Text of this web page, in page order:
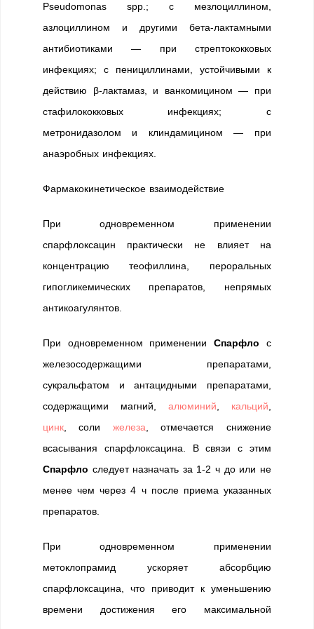
Pseudomonas spp.; с мезлоциллином,
азлоциллином и другими бета-лактамными
антибиотиками — при стрептококковых
инфекциях; с пенициллинами, устойчивыми к
действию β-лактамаз, и ванкомицином — при
стафилококковых инфекциях; с
метронидазолом и клиндамицином — при
анаэробных инфекциях.
Фармакокинетическое взаимодействие
При одновременном применении
спарфлоксацин практически не влияет на
концентрацию теофиллина, пероральных
гипогликемических препаратов, непрямых
антикоагулянтов.
При одновременном примененииСпарфло с
железосодержащими препаратами,
сукральфатом и антацидными препаратами,
содержащими магний, алюминий кальций
цинк , соли железа , отмечается снижение
всасывания спарфлоксацина. В связи с этим
Спарфло следует назначать за 1-2 ч до или не
менее чем через 4 ч после приема указанных
препаратов.
При одновременном применении
метоклопрамид ускоряет абсорбцию
спарфлоксацина, что приводит к уменьшению
времени достижения его максимальной